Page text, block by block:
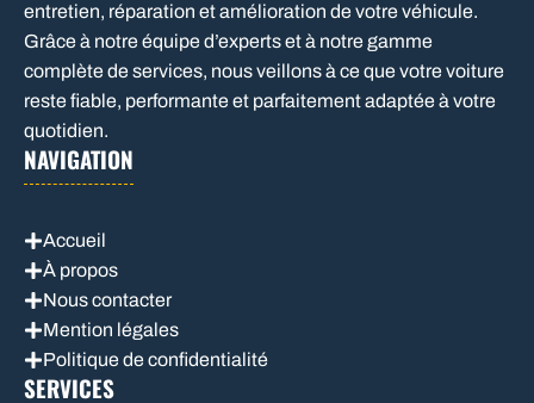
entretien, réparation et amélioration de votre véhicule.
Grâce à notre équipe d’experts et à notre gamme
complète de services, nous veillons à ce que votre voiture
reste fiable, performante et parfaitement adaptée à votre
quotidien.
NAVIGATION
Accueil
À propos
Nous contacter
Mention légales
Politique de confidentialité
SERVICES